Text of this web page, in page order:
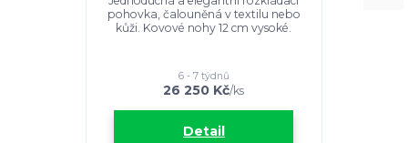
pohovka, čalouněná v textilu nebo
kůži. Kovové nohy 12 cm vysoké.
26 250 Kč/ks
6 - 7 týdnů
Detail